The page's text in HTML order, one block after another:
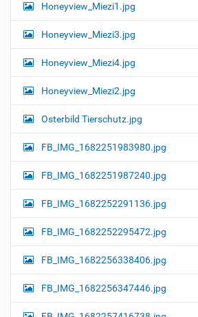
Honeyview_Miezi1.jpg
Honeyview_Miezi3.jpg
Honeyview_Miezi4.jpg
Honeyview_Miezi2.jpg
Osterbild Tierschutz.jpg
FB_IMG_1682251983980.jpg
FB_IMG_1682251987240.jpg
FB_IMG_1682252291136.jpg
FB_IMG_1682252295472.jpg
FB_IMG_1682256338406.jpg
FB_IMG_1682256347446.jpg